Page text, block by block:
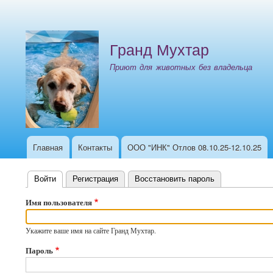
учётной
записи
пользователя
Гранд Мухтар
Приют для животных без владельца
Основная
Главная Контакты ООО "ИНК" Отлов 08.10.25-12.10.25
Главные
вкладки
Войти (активная вкладка)
Регистрация Восстановить пароль
Имя пользователя
Укажите ваше имя на сайте Гранд Мухтар.
Пароль